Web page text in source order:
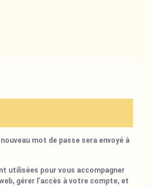
mot de passe sera envoyé à
utilisées pour vous accompagner
gérer l’accès à votre compte, et